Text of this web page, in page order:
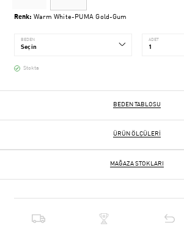
Renk: Warm White-PUMA Gold-Gum
BEDEN ADET
Stokta
BEDEN TABLOSU
ÜRÜN ÖLÇÜLERI
MAĞAZA STOKLARI